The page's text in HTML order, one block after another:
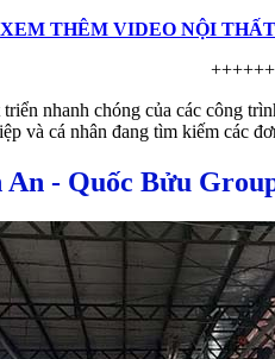
XEM THÊM VIDEO NỘI
nhanh chóng của các công
và cá nhân đang tìm kiếm các
- Quốc Bửu